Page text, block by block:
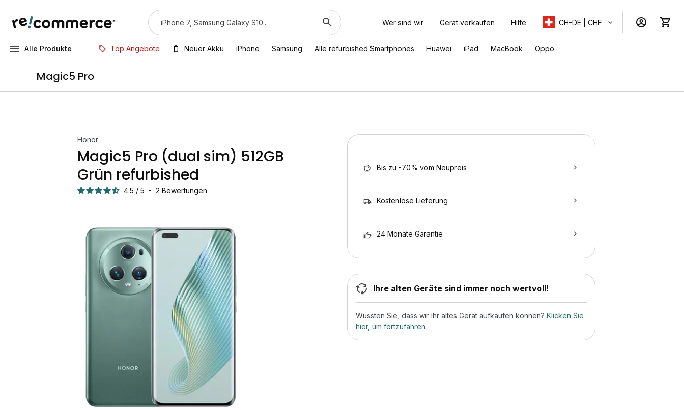
Wer sind wir Gerät verkaufen Hilfe CH-DE | CHF
Alle Produkte Top Angebote Neuer Akku iPhone Samsung Alle refurbished Smartphones Huawei iPad MacBook Oppo
Magic5 Pro
Honor
Magic5 Pro (dual sim) 512GB
Grün refurbished
4.5 / 5 - 2 Bewertungen
Bis zu -70% vom Neupreis
Kostenlose Lieferung
24 Monate Garantie
Ihre alten Geräte sind immer noch wertvoll!
Wussten Sie, dass wir Ihr altes Gerät aufkaufen können? Klicken Sie
hier, um fortzufahren.